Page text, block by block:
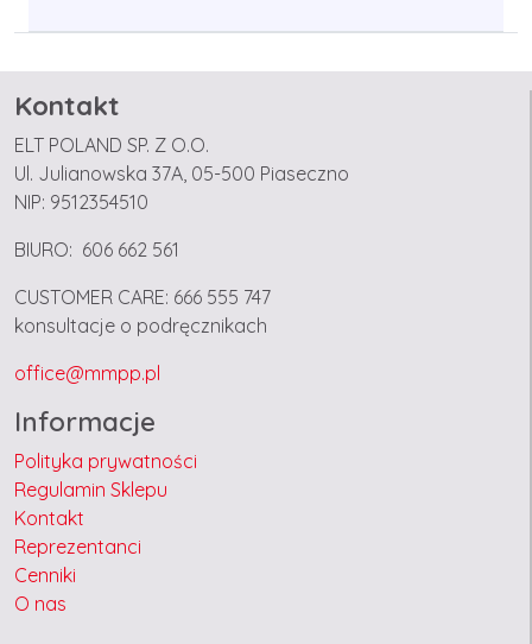
Kontakt
ELT POLAND SP. Z O.O.
Ul. Julianowska 37A, 05-500 Piaseczno
NIP: 9512354510
BIURO: 606 662 561
CUSTOMER CARE: 666 555 747
konsultacje o podręcznikach
office@mmpp.pl
Informacje
Polityka prywatności
Regulamin Sklepu
Kontakt
Reprezentanci
Cenniki
O nas